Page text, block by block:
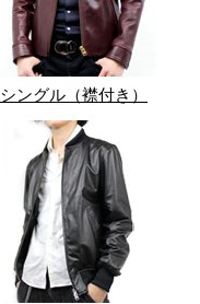
シングル（襟付き）